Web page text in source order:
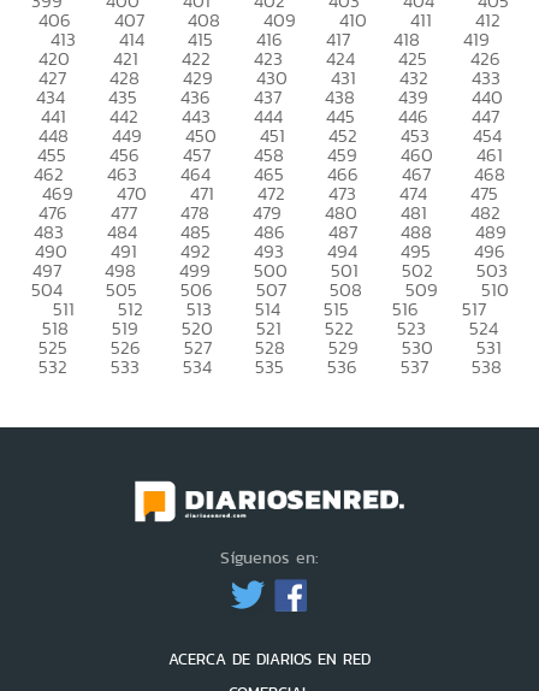
406 407 408 409 410 411 412
413 414 415 416 417 418 419
420 421 422 423 424 425 426
427 428 429 430 431 432 433
434 435 436 437 438 439 440
441 442 443 444 445 446 447
448 449 450 451 452 453 454
455 456 457 458 459 460 461
462 463 464 465 466 467 468
469 470 471 472 473 474 475
476 477 478 479 480 481 482
483 484 485 486 487 488 489
490 491 492 493 494 495 496
497 498 499 500 501 502 503
504 505 506 507 508 509 510
511 512 513 514 515 516 517
518 519 520 521 522 523 524
525 526 527 528 529 530 531
532 533 534 535 536 537 538
Síguenos en:
ACERCA DE DIARIOS EN RED